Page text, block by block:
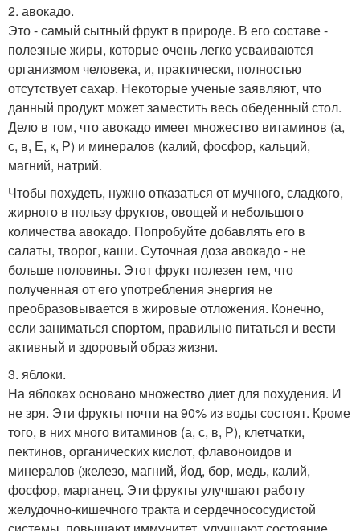
2. авокадо.
Это - самый сытный фрукт в природе. В его составе -
полезные жиры, которые очень легко усваиваются
организмом человека, и, практически, полностью
отсутствует сахар. Некоторые ученые заявляют, что
данный продукт может заместить весь обеденный стол.
Дело в том, что авокадо имеет множество витаминов (а,
с, в, Е, к, Р) и минералов (калий, фосфор, кальций,
магний, натрий.
Чтобы похудеть, нужно отказаться от мучного, сладкого,
жирного в пользу фруктов, овощей и небольшого
количества авокадо. Попробуйте добавлять его в
салаты, творог, каши. Суточная доза авокадо - не
больше половины. Этот фрукт полезен тем, что
полученная от его употребления энергия не
преобразовывается в жировые отложения. Конечно,
если заниматься спортом, правильно питаться и вести
активный и здоровый образ жизни.
3. яблоки.
На яблоках основано множество диет для похудения. И
не зря. Эти фрукты почти на 90% из воды состоят. Кроме
того, в них много витаминов (а, с, в, Р), клетчатки,
пектинов, органических кислот, флавоноидов и
минералов (железо, магний, йод, бор, медь, калий,
фосфор, марганец. Эти фрукты улучшают работу
желудочно-кишечного тракта и сердечнососудистой